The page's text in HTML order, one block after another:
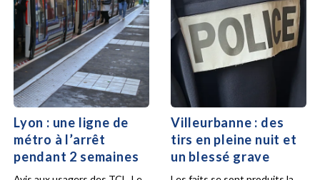
Lyon : une ligne de
métro à l’arrêt
pendant 2 semaines
Villeurbanne : des
tirs en pleine nuit et
un blessé grave